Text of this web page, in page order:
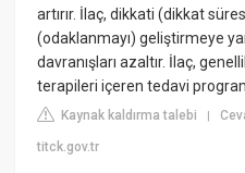
artırır. İlaç, dikkati (dikkat
(odaklanmayı) geliştirmeye
davranışları azaltır. İlaç,
terapileri içeren tedavi
Kaynak kaldırma talebi |
titck.gov.tr